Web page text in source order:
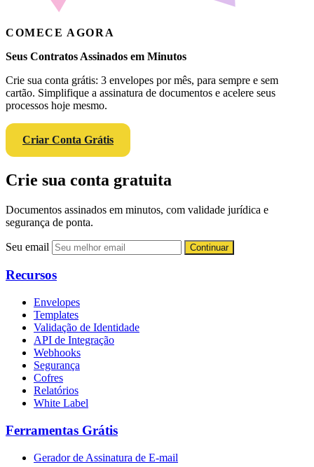
COMECE AGORA
Seus Contratos Assinados em Minutos
Crie sua conta grátis: 3 envelopes por mês, para sempre e sem
cartão. Simplifique a assinatura de documentos e acelere seus
processos hoje mesmo.
Criar Conta Grátis
Crie sua conta gratuita
Documentos assinados em minutos, com validade jurídica e
segurança de ponta.
Seu email Continuar
Recursos
Envelopes
Templates
Validação de Identidade
API de Integração
Webhooks
Segurança
Cofres
Relatórios
White Label
Ferramentas Grátis
Gerador de Assinatura de E-mail